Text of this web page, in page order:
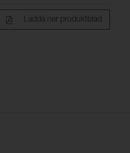
Ladda ner produktblad